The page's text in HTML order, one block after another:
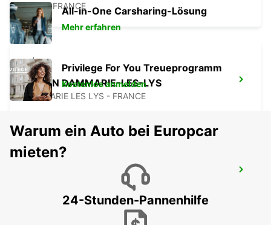
GIEN - FRANCE
MELUN DAMMARIE-LES-LYS
DAMMARIE LES LYS - FRANCE
All-in-One Carsharing-Lösung
Mehr erfahren
Privilege For You Treueprogramm
Kostenlos anmelden
Warum ein Auto bei Europcar
mieten?
24-Stunden-Pannenhilfe